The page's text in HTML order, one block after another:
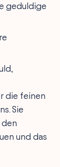
geduldige
die feinen
Sie
und das